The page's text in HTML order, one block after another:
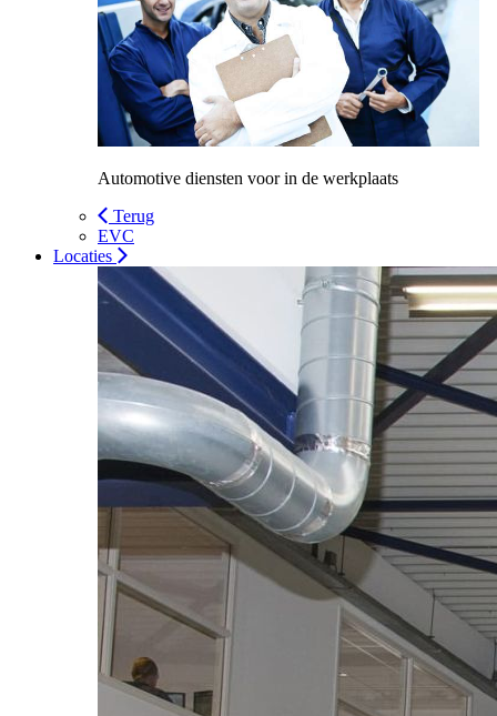
Automotive diensten voor in de werkplaats
Terug
EVC
Locaties